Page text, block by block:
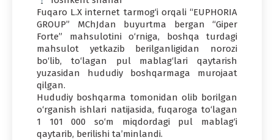
Fuqaro L.X internet tarmog‘i orqali “EUPHORIA
GROUP” MChJdan buyurtma bergan “Giper
Forte” mahsulotini o‘rniga, boshqa turdagi
mahsulot yetkazib berilganligidan norozi
bo‘lib, to‘lagan pul mablag‘lari qaytarish
yuzasidan hududiy boshqarmaga murojaat
qilgan.
Hududiy boshqarma tomonidan olib borilgan
o‘rganish ishlari natijasida, fuqaroga to‘lagan
1 101 000 so‘m miqdordagi pul mablag‘i
qaytarib, berilishi ta’minlandi.